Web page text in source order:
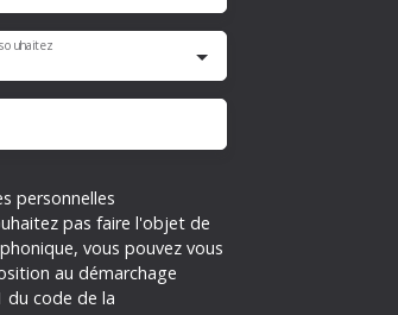
personnelles
pas faire l'objet de
vous pouvez vous
au démarchage
du code de la